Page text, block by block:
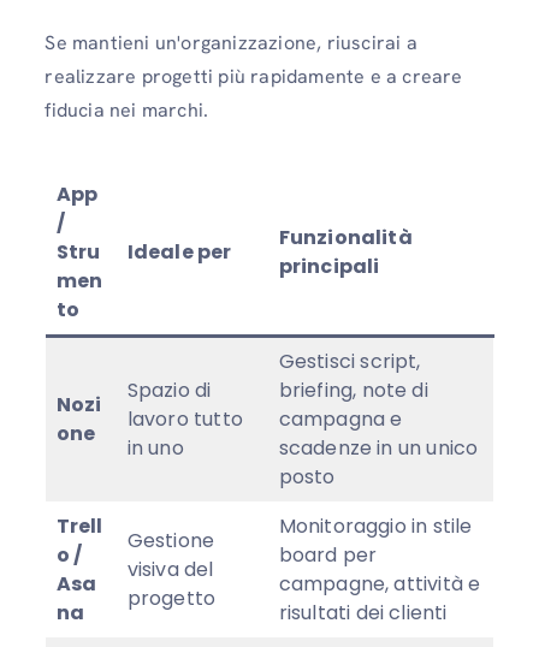
Se mantieni un'organizzazione, riuscirai a
realizzare progetti più rapidamente e a creare
fiducia nei marchi.
App
/
Stru
men
to
Ideale per
Funzionalità
principali
Nozi
one
Spazio di
lavoro tutto
in uno
Gestisci script,
briefing, note di
campagna e
scadenze in un unico
posto
Trell
o /
Asa
na
Gestione
visiva del
progetto
Monitoraggio in stile
board per
campagne, attività e
risultati dei clienti